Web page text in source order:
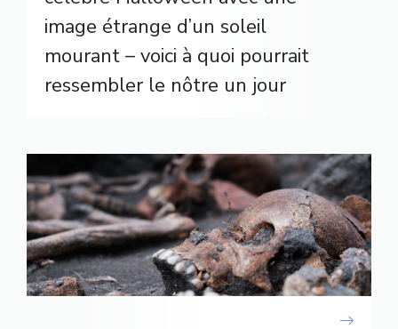
image étrange d’un soleil
mourant – voici à quoi pourrait
ressembler le nôtre un jour